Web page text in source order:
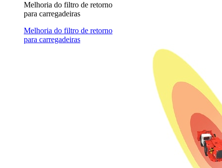
Melhoria do filtro de retorno
para carregadeiras
Melhoria do filtro de retorno
para carregadeiras